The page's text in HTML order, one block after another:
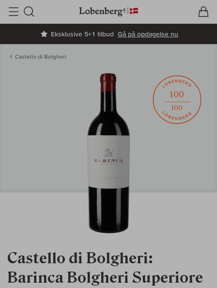
Eksklusive 5+1 tilbud Gå på opdagelse nu
Søg
Castello di Bolgheri
Castello di Bolgheri:
Barinca Bolgheri Superiore
100
100